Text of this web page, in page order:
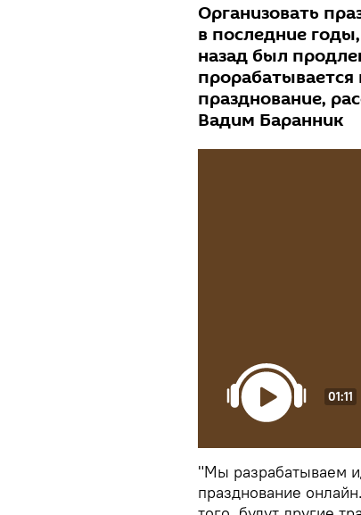
Организовать
в последние
назад был
празднование,
Вадим Баранник
01:11
"Мы разрабатываем
празднование